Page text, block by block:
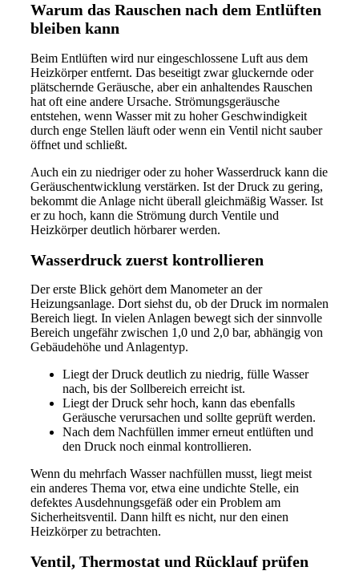
Warum das Rauschen nach dem Entlüften
bleiben kann
Beim Entlüften wird nur eingeschlossene Luft aus dem
Heizkörper entfernt. Das beseitigt zwar gluckernde oder
plätschernde Geräusche, aber ein anhaltendes Rauschen
hat oft eine andere Ursache. Strömungsgeräusche
entstehen, wenn Wasser mit zu hoher Geschwindigkeit
durch enge Stellen läuft oder wenn ein Ventil nicht sauber
öffnet und schließt.
Auch ein zu niedriger oder zu hoher Wasserdruck kann die
Geräuschentwicklung verstärken. Ist der Druck zu gering,
bekommt die Anlage nicht überall gleichmäßig Wasser. Ist
er zu hoch, kann die Strömung durch Ventile und
Heizkörper deutlich hörbarer werden.
Wasserdruck zuerst kontrollieren
Der erste Blick gehört dem Manometer an der
Heizungsanlage. Dort siehst du, ob der Druck im normalen
Bereich liegt. In vielen Anlagen bewegt sich der sinnvolle
Bereich ungefähr zwischen 1,0 und 2,0 bar, abhängig von
Gebäudehöhe und Anlagentyp.
Liegt der Druck deutlich zu niedrig, fülle Wasser
nach, bis der Sollbereich erreicht ist.
Liegt der Druck sehr hoch, kann das ebenfalls
Geräusche verursachen und sollte geprüft werden.
Nach dem Nachfüllen immer erneut entlüften und
den Druck noch einmal kontrollieren.
Wenn du mehrfach Wasser nachfüllen musst, liegt meist
ein anderes Thema vor, etwa eine undichte Stelle, ein
defektes Ausdehnungsgefäß oder ein Problem am
Sicherheitsventil. Dann hilft es nicht, nur den einen
Heizkörper zu betrachten.
Ventil, Thermostat und Rücklauf prüfen